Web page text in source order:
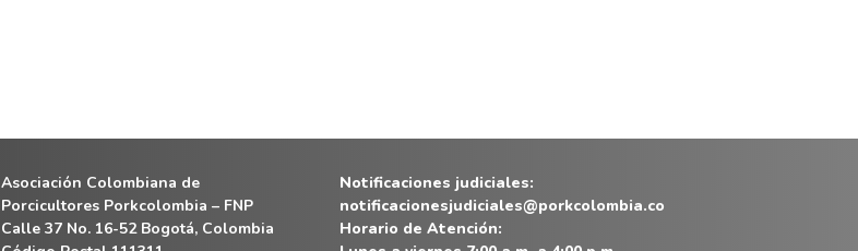
Asociación Colombiana de
Porcicultores Porkcolombia – FNP
Calle 37 No. 16-52 Bogotá, Colombia
Notificaciones judiciales:
notificacionesjudiciales@porkcolombia.co
Horario de Atención: